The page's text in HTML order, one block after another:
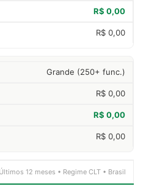
R$ 0,00
R$ 0,00
Grande (250+ func.)
R$ 0,00
R$ 0,00
R$ 0,00
12 meses • Regime CLT • Brasil